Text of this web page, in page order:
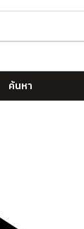
ค้นหา